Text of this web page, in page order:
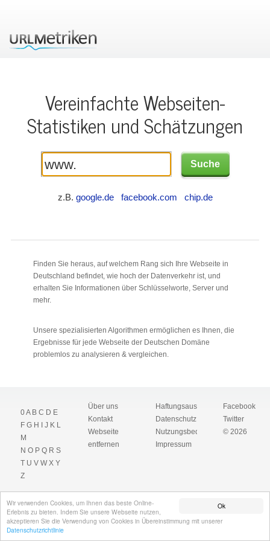
Ok
Wir verwenden Cookies, um Ihnen das beste Online-
Erlebnis zu bieten. Indem Sie unsere Webseite nutzen,
akzeptieren Sie die Verwendung von Cookies in Übereinstimmung mit unserer
Datenschutzrichtlinie
Vereinfachte Webseiten-
Statistiken und Schätzungen
z.B. google.de facebook.com chip.de
Finden Sie heraus, auf welchem Rang sich Ihre Webseite in
Deutschland befindet, wie hoch der Datenverkehr ist, und
erhalten Sie Informationen über Schlüsselworte, Server und
mehr.
Unsere spezialisierten Algorithmen ermöglichen es Ihnen, die
Ergebnisse für jede Webseite der Deutschen Domäne
problemlos zu analysieren & vergleichen.
0A B C D E
F G H J K L
M
N O P Q R S
T U V W X Y
Z
Über uns
Kontakt
Webseite
entfernen
Haftungsausschluss
Datenschutz
Nutzungsbedingungen
Impressum
Facebook
Twitter
© 2026